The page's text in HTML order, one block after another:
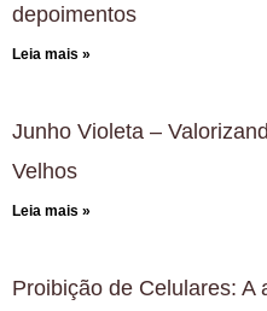
depoimentos
Leia mais »
Junho Violeta –
Velhos
Leia mais »
Proibição de Celulares: A